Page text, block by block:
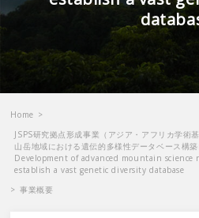
Home >
JSPS研究拠点形成事業（アジア・アフリカ学術基
山岳地域における遺伝的多様性データベース構
Development of advanced mountain science
establish a vast genetic diversity database
> 事業概要